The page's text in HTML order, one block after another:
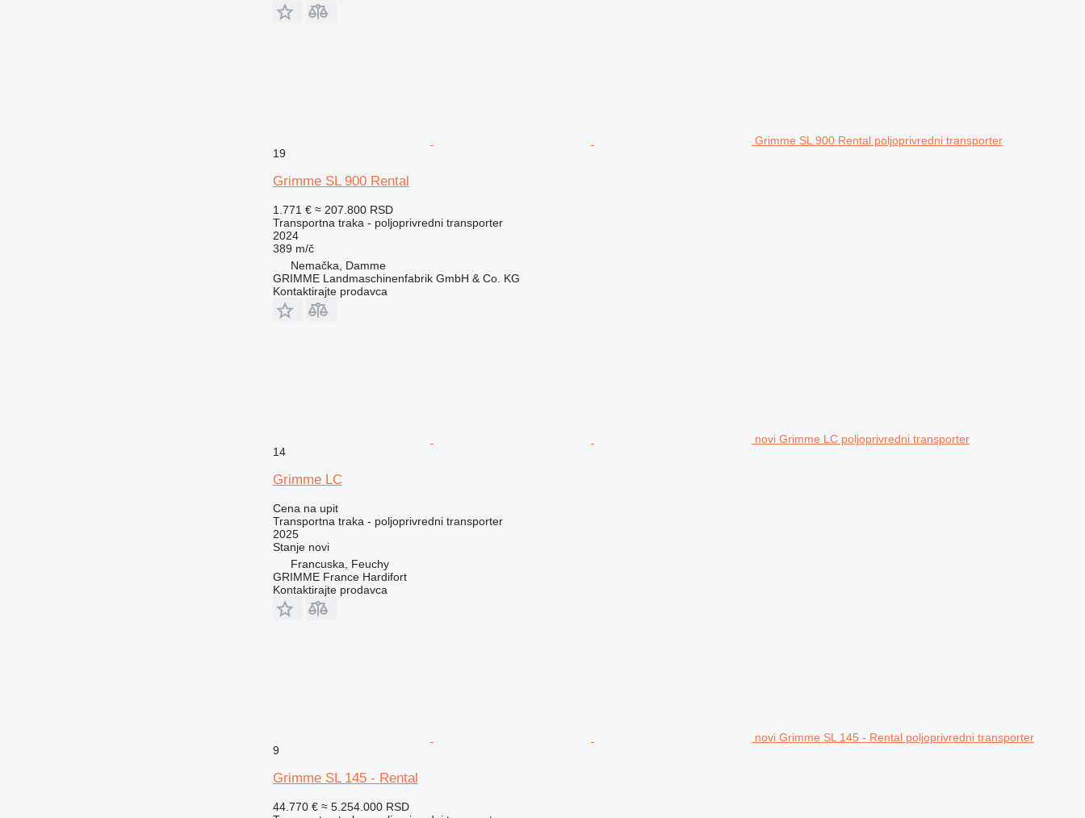
Grimme SL 900 Rental poljoprivredni transporter
19
Grimme SL 900 Rental
1.771 € ≈ 207.800 RSD
Transportna traka - poljoprivredni transporter
2024
389 m/č
Nemačka, Damme
GRIMME Landmaschinenfabrik GmbH & Co. KG
Kontaktirajte prodavca
novi Grimme LC poljoprivredni transporter
14
Grimme LC
Cena na upit
Transportna traka - poljoprivredni transporter
2025
Stanjenovi
Francuska, Feuchy
GRIMME France Hardifort
Kontaktirajte prodavca
novi Grimme SL 145 - Rental poljoprivredni transporter
9
Grimme SL 145 - Rental
44.770 € ≈ 5.254.000 RSD